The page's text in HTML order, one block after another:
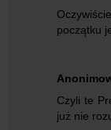
początku
Czyli te
już nie